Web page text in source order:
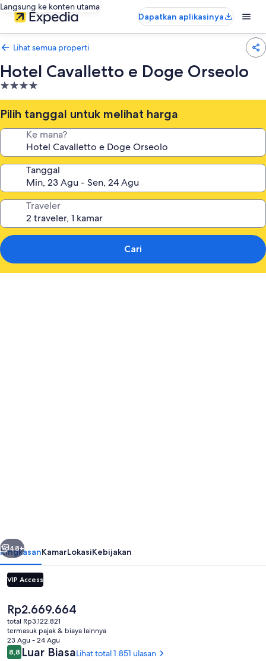
Langsung ke konten utama
Dapatkan aplikasinya
Lihat semua properti
Hotel Cavalletto e Doge Orseolo
Properti
bintang
4.0
Pilih tanggal untuk melihat harga
Ke mana?
Tanggal
Traveler
Cari
Berikutnya
48+
RingkasanKamarLokasiKebijakan
VIP Access
Harga
saat
ini
Rp2.669.664
Rp2.669.664
total Rp3.122.821
termasuk pajak & biaya lainnya
23 Agu - 24 Agu
Ulasan
8,88,8 dari 10
Luar BiasaLihat total 1.851 ulasan